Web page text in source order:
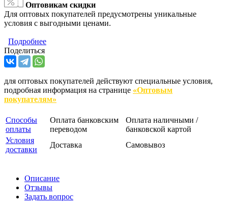
Оптовикам скидки
Для оптовых покупателей предусмотрены уникальные
условия с выгодными ценами.
Подробнее
Поделиться
для оптовых покупателей действуют специальные условия,
подробная информация на странице «Оптовым
покупателям»
Способы
оплаты
Оплата банковским
переводом
Оплата наличными /
банковской картой
Условия
доставки
Доставка Самовывоз
Описание
Отзывы
Задать вопрос